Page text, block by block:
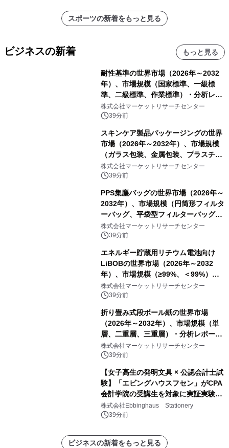
スポーツの新着をもっと見る
ビジネスの新着 もっと見る
耐性基準の世界市場（2026年～2032
年）、市場規模（国家標準、一級標
準、二級標準、作業標準）・分析レポ
ートを発表
株式会社マーケットリサーチセンター
39分前
スキンケア製品パッケージングの世界
市場（2026年～2032年）、市場規模
（ガラス包装、金属包装、プラスチッ
ク包装、その他）・分析レポートを発
表
株式会社マーケットリサーチセンター
39分前
PPS集塵バッグの世界市場（2026年～
2032年）、市場規模（円筒形フィルタ
ーバッグ、平袋型フィルターバッグ、
プリーツフィルターバッグ、その
他）・分析レポートを発表
株式会社マーケットリサーチセンター
39分前
エネルギー貯蔵用リチウム電池向け
LiBOBの世界市場（2026年～2032
年）、市場規模（≥99%、＜99%）・
分析レポートを発表
株式会社マーケットリサーチセンター
39分前
折り畳み式段ボール紙の世界市場
（2026年～2032年）、市場規模（単
層、二重層、三重層）・分析レポート
を発表
株式会社マーケットリサーチセンター
39分前
【女子高生の発明文具 × 公認会計士試
験】「エビングハウスフセン」がCPA
会計学院の受講生を対象に実証実験を
実施
株式会社Ebbinghaus Stationery
39分前
ビジネスの新着をもっと見る